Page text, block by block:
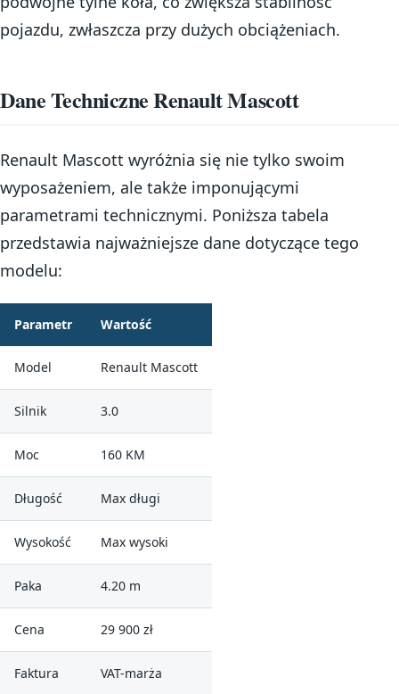
pojazdu, zwłaszcza przy dużych obciążeniach.
Dane Techniczne Renault Mascott
Renault Mascott wyróżnia się nie tylko swoim
wyposażeniem, ale także imponującymi
parametrami technicznymi. Poniższa tabela
przedstawia najważniejsze dane dotyczące tego
modelu:
Parametr Wartość
Model Renault Mascott
Silnik 3.0
Moc 160 KM
Długość Max długi
Wysokość Max wysoki
Paka 4.20 m
Cena 29 900 zł
Faktura VAT-marża